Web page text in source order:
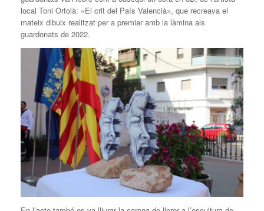
local Toni Ortolà: «El crit del País Valencià», que recreava el
mateix dibuix realitzat per a premiar amb la làmina als
guardonats de 2022.